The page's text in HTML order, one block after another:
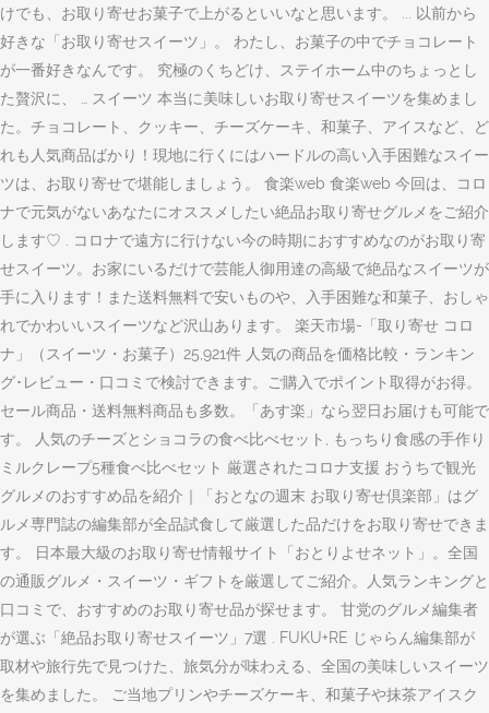
けでも、お取り寄せお菓子で上がるといいなと思います。 ... 以前から
好きな「お取り寄せスイーツ」。 わたし、お菓子の中でチョコレート
が一番好きなんです。 究極のくちどけ、ステイホーム中のちょっとし
た贅沢に、 … スイーツ 本当に美味しいお取り寄せスイーツを集めまし
た。チョコレート、クッキー、チーズケーキ、和菓子、アイスなど、ど
れも人気商品ばかり！現地に行くにはハードルの高い入手困難なスイー
ツは、お取り寄せで堪能しましょう。 食楽web 食楽web 今回は、コロ
ナで元気がないあなたにオススメしたい絶品お取り寄せグルメをご紹介
します♡ . コロナで遠方に行けない今の時期におすすめなのがお取り寄
せスイーツ。お家にいるだけで芸能人御用達の高級で絶品なスイーツが
手に入ります！また送料無料で安いものや、入手困難な和菓子、おしゃ
れでかわいいスイーツなど沢山あります。 楽天市場-「取り寄せ コロ
ナ」（スイーツ・お菓子）25,921件 人気の商品を価格比較・ランキン
グ･レビュー・口コミで検討できます。ご購入でポイント取得がお得。
セール商品・送料無料商品も多数。「あす楽」なら翌日お届けも可能で
す。 人気のチーズとショコラの食べ比べセット, もっちり食感の手作り
ミルクレープ5種食べ比べセット 厳選されたコロナ支援 おうちで観光
グルメのおすすめ品を紹介｜「おとなの週末 お取り寄せ倶楽部」はグ
ルメ専門誌の編集部が全品試食して厳選した品だけをお取り寄せできま
す。 日本最大級のお取り寄せ情報サイト「おとりよせネット」。全国
の通販グルメ・スイーツ・ギフトを厳選してご紹介。人気ランキングと
口コミで、おすすめのお取り寄せ品が探せます。 甘党のグルメ編集者
が選ぶ「絶品お取り寄せスイーツ」7選 . FUKU+RE じゃらん編集部が
取材や旅行先で見つけた、旅気分が味わえる、全国の美味しいスイーツ
を集めました。 ご当地プリンやチーズケーキ、和菓子や抹茶アイスク